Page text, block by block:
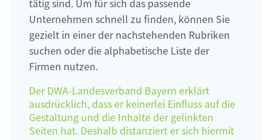
tätig sind. Um für sich das passende
Unternehmen schnell zu finden, können Sie
gezielt in einer der nachstehenden Rubriken
suchen oder die alphabetische Liste der
Firmen nutzen.
Der DWA-Landesverband Bayern erklärt
ausdrücklich, dass er keinerlei Einfluss auf die
Gestaltung und die Inhalte der gelinkten
Seiten hat. Deshalb distanziert er sich hiermit